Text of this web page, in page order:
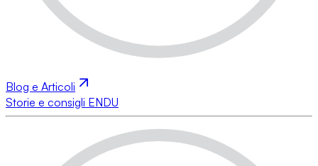
Blog e Articoli
Storie e consigli ENDU